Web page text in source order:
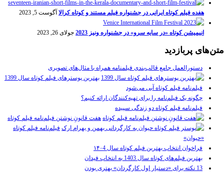
هفده فیلم کوتاه ایرانی در جشنواره فیلم مستند و کوتاه کرالا آگوست 5, 2023
انیمیشن کوتاه «در سایه سرو» در جشنواره ونیز 2023 جولای 26, 2023
متن‌های پربازدید
دستورالعمل جامع قالب‌بندی فیلمنامه همراه با مثال‌های تصویری
بهترین پوسترهای فیلم کوتاه سال 1399
فیلم‌نامه فیلم کوتاه آبی می‌شود
چگونه یک فیلم‌نامه را برای تهیه‌کنندگان ارائه کنیم؟
فیلم‌نامه فیلم کوتاه دو زندگی سپیده
هفت قانونِ نوشتن فیلم‌نامه فیلم کوتاه
فیلم‌نامه فیلم کوتاه
«حیوان»
فراخوان انتخاب بهترین فیلم کوتاه سال ۱۴۰4
بهترین فیلم‌های کوتاه سال 1403 به انتخاب فیدان
13 نکته برای «دستیار اول کارگردان» بهتری بودن